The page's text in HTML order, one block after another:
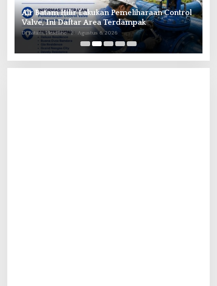
Air Batam Hilir Lakukan Pemeliharaan Control
Valve, Ini Daftar Area Terdampak
Di Batam, Headline | Agustus 6, 2026